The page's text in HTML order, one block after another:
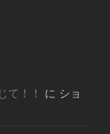
て！！ に ショ